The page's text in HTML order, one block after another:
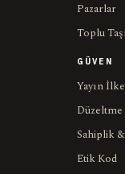
Pazarlar
Toplu
GÜVEN
Yayın
Sahiplik
Etik Kod